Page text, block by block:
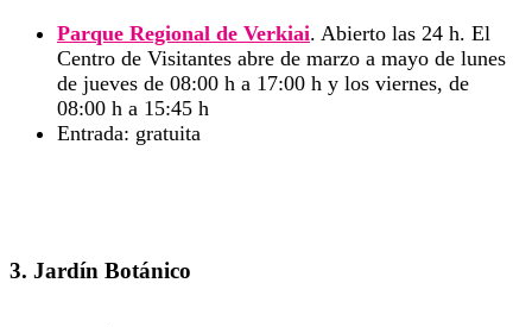
Parque Regional de Verkiai. Abierto las 24 h. El
Centro de Visitantes abre de marzo a mayo de lunes
de jueves de 08:00 h a 17:00 h y los viernes, de
08:00 h a 15:45 h
Entrada: gratuita
3. Jardín Botánico